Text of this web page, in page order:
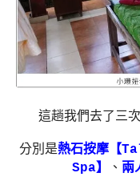
這趟我們去了三
分別是熱石按摩【
Spa】 、 兩